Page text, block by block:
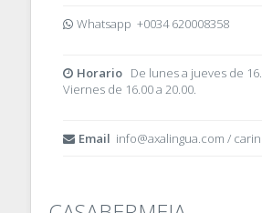
Whatsapp +0034 620008358
HorarioDe lunes a jueves de
Viernes de 16.00 a 20.00.
Email info@axalingua.com /